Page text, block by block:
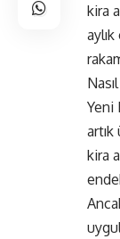
kira
Yeni
kira